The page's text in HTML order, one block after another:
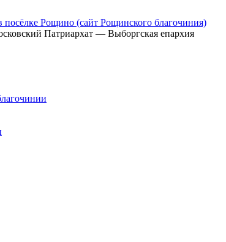
посёлке Рощино (сайт Рощинского благочиния)
Патриархат — Выборгская епархия